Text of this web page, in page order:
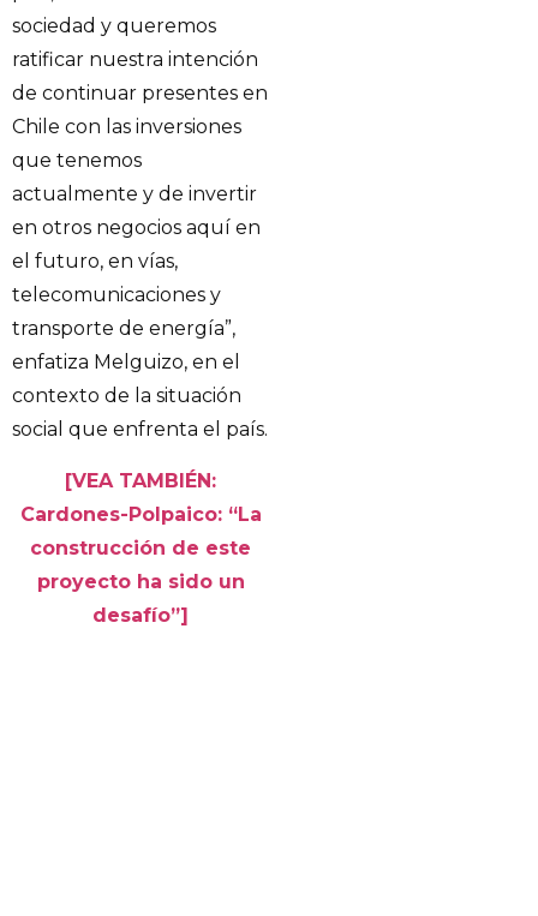
sociedad y queremos
ratificar nuestra intención
de continuar presentes en
Chile con las inversiones
que tenemos
actualmente y de invertir
en otros negocios aquí en
el futuro, en vías,
telecomunicaciones y
transporte de energía”,
enfatiza Melguizo, en el
contexto de la situación
social que enfrenta el país.
[VEA TAMBIÉN:
Cardones-Polpaico: “La
construcción de este
proyecto ha sido un
desafío”]